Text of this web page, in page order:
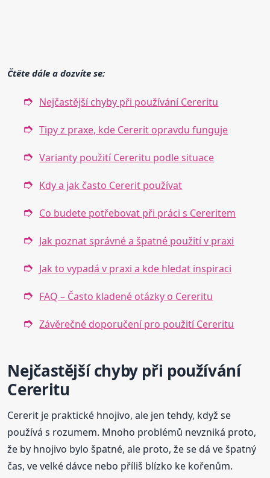
Čtěte dále a dozvíte se:
Nejčastější chyby při používání Cereritu
Tipy z praxe, kde Cererit opravdu funguje
Varianty použití Cereritu podle situace
Kdy a jak často Cererit používat
Co budete potřebovat při práci s Cereritem
Jak poznat správné a špatné použití v praxi
Jak to vypadá v praxi a kde hledat inspiraci
FAQ – Často kladené otázky o Cereritu
Závěrečné doporučení pro použití Cereritu
Nejčastější chyby při používání
Cereritu
Cererit je praktické hnojivo, ale jen tehdy, když se
používá s rozumem. Mnoho problémů nevzniká proto,
že by hnojivo bylo špatné, ale proto, že se dá ve špatný
čas, ve velké dávce nebo příliš blízko ke kořenům.